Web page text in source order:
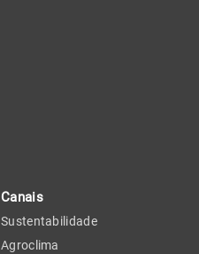
Canais
Sustentabilidade
Agroclima